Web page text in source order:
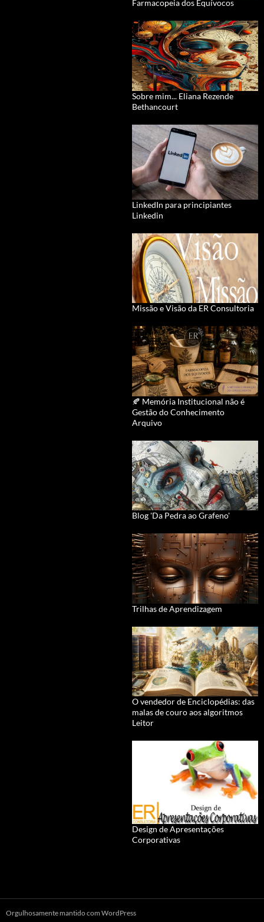
Farmacopeia dos Equívocos
Sobre mim... Eliana Rezende
Bethancourt
LinkedIn para principiantes
Linkedin
Missão e Visão da ER Consultoria
🍂 Memória Institucional não é
Gestão do Conhecimento
Arquivo
Blog 'Da Pedra ao Grafeno'
Trilhas de Aprendizagem
O vendedor de Enciclopédias: das
malas de couro aos algoritmos
Leitor
Design de Apresentações
Corporativas
Orgulhosamente mantido com WordPress